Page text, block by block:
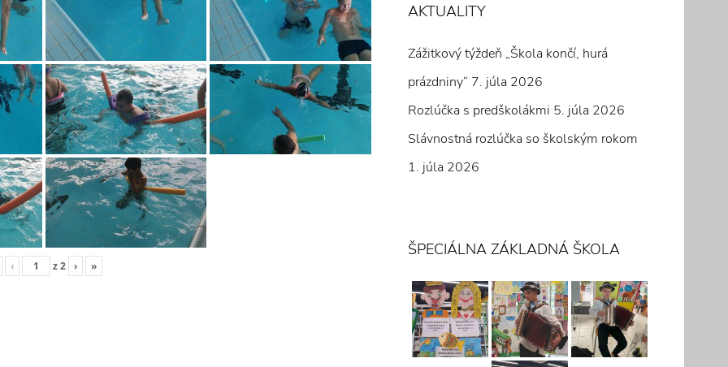
‹ z2 › »
AKTUALITY
Zážitkový týždeň „Škola končí, hurá
prázdniny“ 7. júla 2026
Rozlúčka s predškolákmi 5. júla 2026
Slávnostná rozlúčka so školským rokom
1. júla 2026
ŠPECIÁLNA ZÁKLADNÁ ŠKOLA